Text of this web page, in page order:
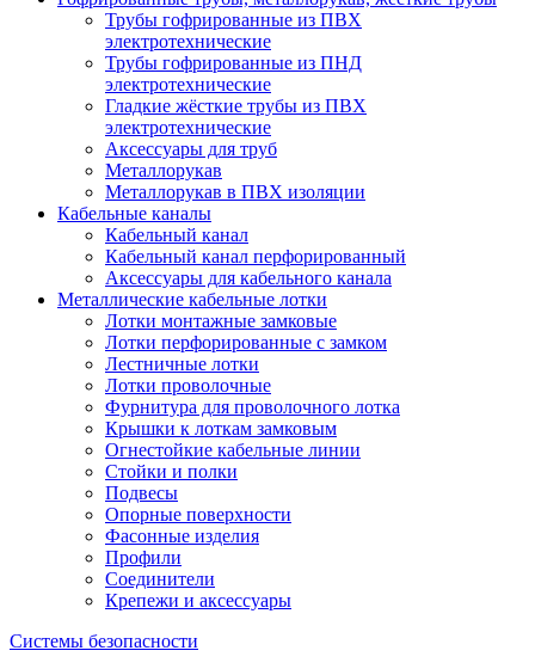
Трубы гофрированные из ПВХ
электротехнические
Трубы гофрированные из ПНД
электротехнические
Гладкие жёсткие трубы из ПВХ
электротехнические
Аксессуары для труб
Металлорукав
Металлорукав в ПВХ изоляции
Кабельные каналы
Кабельный канал
Кабельный канал перфорированный
Аксессуары для кабельного канала
Металлические кабельные лотки
Лотки монтажные замковые
Лотки перфорированные с замком
Лестничные лотки
Лотки проволочные
Фурнитура для проволочного лотка
Крышки к лоткам замковым
Огнестойкие кабельные линии
Стойки и полки
Подвесы
Опорные поверхности
Фасонные изделия
Профили
Соединители
Крепежи и аксессуары
Системы безопасности